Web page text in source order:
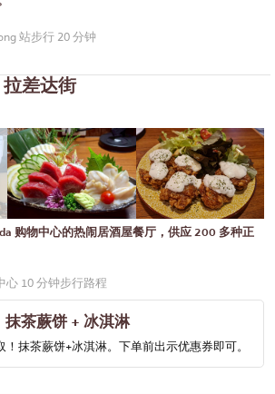
送服务
站步行 20 分钟
差达街
购物中心的热闹居酒屋餐厅，供应 200 多种正
心 10 分钟步行路程
抹茶蕨饼 + 冰淇淋
！抹茶蕨饼+冰淇淋。下单前出示优惠券即可。